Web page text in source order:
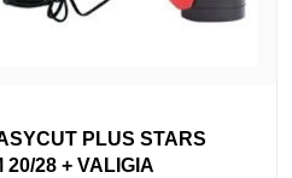
PLUS STARS
20/28 + VALIGIA